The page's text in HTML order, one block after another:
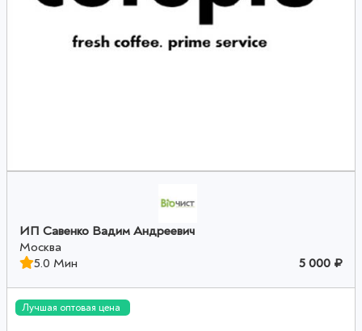
ИП Савенко Вадим Андреевич
Москва
5.0 Мин
5 000 ₽
Лучшая оптовая цена